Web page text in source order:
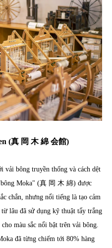
(真 岡 木 綿 会館)
vải bông truyền thống và cách dệt
Moka" (真 岡 木 綿) được
chắn, nhưng nổi tiếng là tạo cảm
lâu đã sử dụng kỹ thuật tẩy trắng
màu sắc nổi bật trên vải bông.
đã từng chiếm tới 80% hàng